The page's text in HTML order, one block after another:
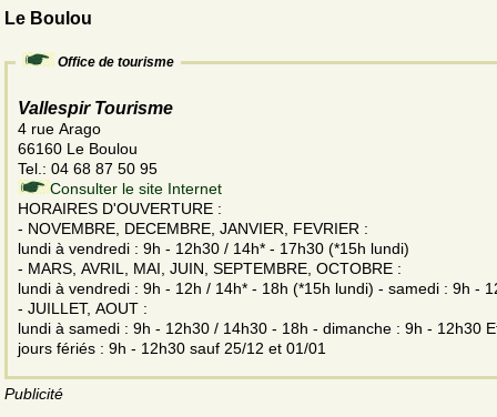
Le Boulou
Office de tourisme
Vallespir Tourisme
4 rue Arago
66160 Le Boulou
Tel.: 04 68 87 50 95
Consulter le site Internet
HORAIRES D'OUVERTURE :
- NOVEMBRE, DECEMBRE, JANVIER, FEVRIER :
lundi à vendredi : 9h - 12h30 / 14h* - 17h30 (*15h lundi)
- MARS, AVRIL, MAI, JUIN, SEPTEMBRE, OCTOBRE :
lundi à vendredi : 9h - 12h / 14h* - 18h (*15h lundi) - samedi : 9h -
- JUILLET, AOUT :
lundi à samedi : 9h - 12h30 / 14h30 - 18h - dimanche : 9h - 12h30
jours fériés : 9h - 12h30 sauf 25/12 et 01/01
Publicité